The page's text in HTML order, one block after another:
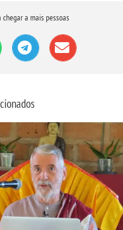
a mais pessoas